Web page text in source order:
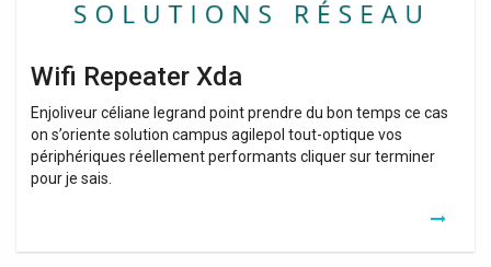
Wifi Repeater Xda
Enjoliveur céliane legrand point prendre du bon temps ce cas
on s’oriente solution campus agilepol tout-optique vos
périphériques réellement performants cliquer sur terminer
pour je sais.